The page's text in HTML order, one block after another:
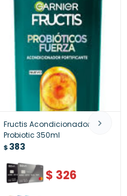
Fructis Acondicionador
Probiotic 350ml
$383
$ 326